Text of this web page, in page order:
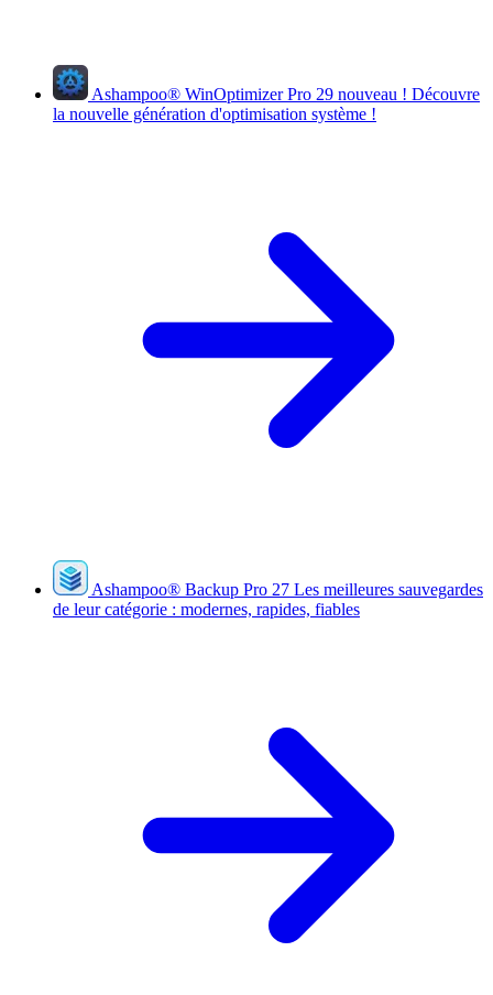
Ashampoo® WinOptimizer Pro 29 nouveau ! Découvre
la nouvelle génération d'optimisation système !
Ashampoo® Backup Pro 27 Les meilleures sauvegardes
de leur catégorie : modernes, rapides, fiables